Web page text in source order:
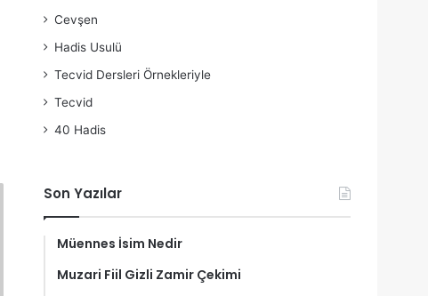
Cevşen
Hadis Usulü
Tecvid Dersleri Örnekleriyle
Tecvid
40 Hadis
Son Yazılar
Müennes İsim Nedir
Muzari Fiil Gizli Zamir Çekimi